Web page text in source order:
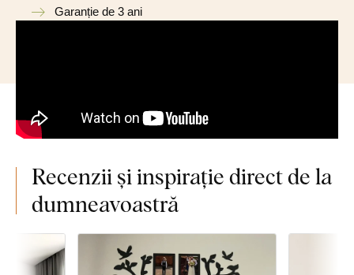
Garanție de 3 ani
Recenzii și inspirație direct de la
dumneavoastră